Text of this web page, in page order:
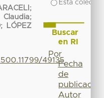
;
;
;
LÓPEZ
49135
Esta
Buscar
en RI
Por
Fecha
de
publicación
Autor